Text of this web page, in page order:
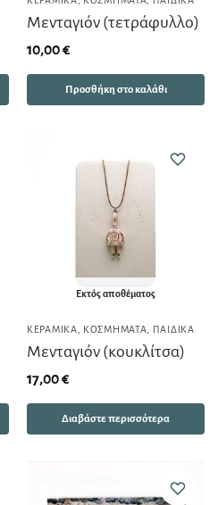
Μενταγιόν (τετράφυλλο)
10,00€
Προσθήκη στο καλάθι
Εκτός αποθέματος
ΚΕΡΑΜΙΚΆ ΚΟΣΜΉΜΑΤΑ ΠΑΙΔΙΚΆ
Μενταγιόν (κουκλίτσα)
17,00€
Διαβάστε περισσότερα